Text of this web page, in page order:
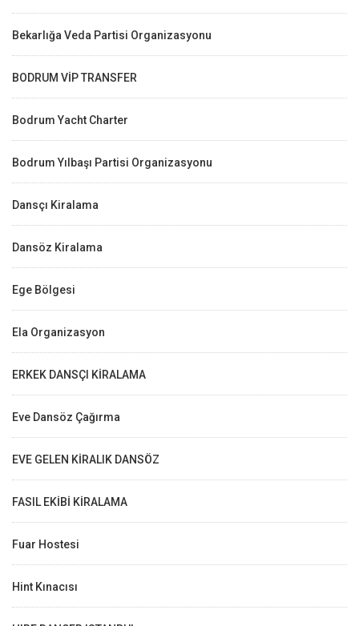
Bekarlığa Veda Partisi Organizasyonu
BODRUM VİP TRANSFER
Bodrum Yacht Charter
Bodrum Yılbaşı Partisi Organizasyonu
Dansçı Kiralama
Dansöz Kiralama
Ege Bölgesi
Ela Organizasyon
ERKEK DANSÇI KİRALAMA
Eve Dansöz Çağırma
EVE GELEN KİRALIK DANSÖZ
FASIL EKİBİ KİRALAMA
Fuar Hostesi
Hint Kınacısı